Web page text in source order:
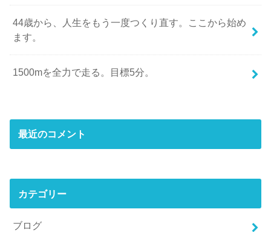
44歳から、人生をもう一度つくり直す。ここから始め
ます。
1500mを全力で走る。目標5分。
最近のコメント
カテゴリー
ブログ